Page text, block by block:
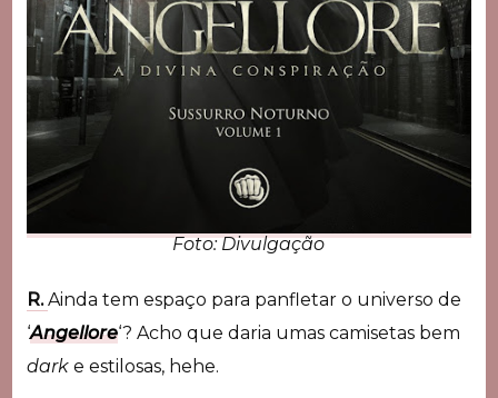
Foto: Divulgação
R.Ainda tem espaço para panfletar o universo de
‘Angellore‘? Acho que daria umas camisetas bem
dark e estilosas, hehe.